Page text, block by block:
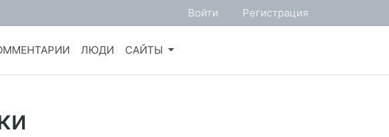
Войти Регистрация
ЛЮДИ САЙТЫ